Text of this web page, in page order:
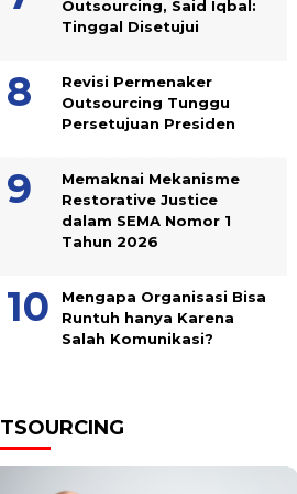
Outsourcing, Said Iqbal:
Tinggal Disetujui
Revisi Permenaker
Outsourcing Tunggu
Persetujuan Presiden
Memaknai Mekanisme
Restorative Justice
dalam SEMA Nomor 1
Tahun 2026
Mengapa Organisasi Bisa
Runtuh hanya Karena
Salah Komunikasi?